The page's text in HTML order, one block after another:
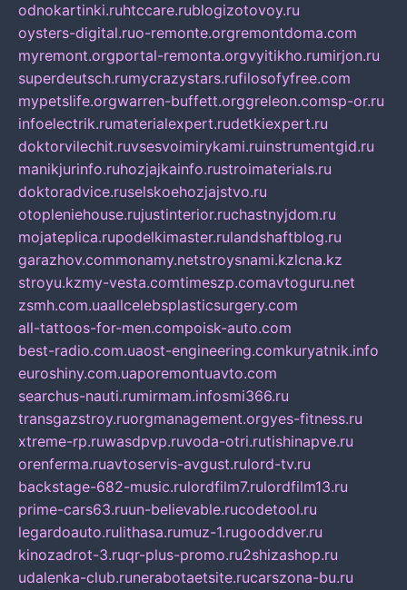
odnokartinki.ruhtccare.rublogizotovoy.ru
oysters-digital.ruo-remonte.orgremontdoma.com
myremont.orgportal-remonta.orgvyitikho.rumirjon.ru
superdeutsch.rumycrazystars.rufilosofyfree.com
mypetslife.orgwarren-buffett.orggreleon.comsp-or.ru
infoelectrik.rumaterialexpert.rudetkiexpert.ru
doktorvilechit.ruvsesvoimirykami.ruinstrumentgid.ru
manikjurinfo.ruhozjajkainfo.rustroimaterials.ru
doktoradvice.ruselskoehozjajstvo.ru
otopleniehouse.rujustinterior.ruchastnyjdom.ru
mojateplica.rupodelkimaster.rulandshaftblog.ru
garazhov.commonamy.netstroysnami.kzlcna.kz
stroyu.kzmy-vesta.comtimeszp.comavtoguru.net
zsmh.com.uaallcelebsplasticsurgery.com
all-tattoos-for-men.compoisk-auto.com
best-radio.com.uaost-engineering.comkuryatnik.info
euroshiny.com.uaporemontuavto.com
searchus-nauti.rumirmam.infosmi366.ru
transgazstroy.ruorgmanagement.orgyes-fitness.ru
xtreme-rp.ruwasdpvp.ruvoda-otri.rutishinapve.ru
orenferma.ruavtoservis-avgust.rulord-tv.ru
backstage-682-music.rulordfilm7.rulordfilm13.ru
prime-cars63.ruun-believable.rucodetool.ru
legardoauto.rulithasa.rumuz-1.rugooddver.ru
kinozadrot-3.ruqr-plus-promo.ru2shizashop.ru
udalenka-club.runerabotaetsite.rucarszona-bu.ru